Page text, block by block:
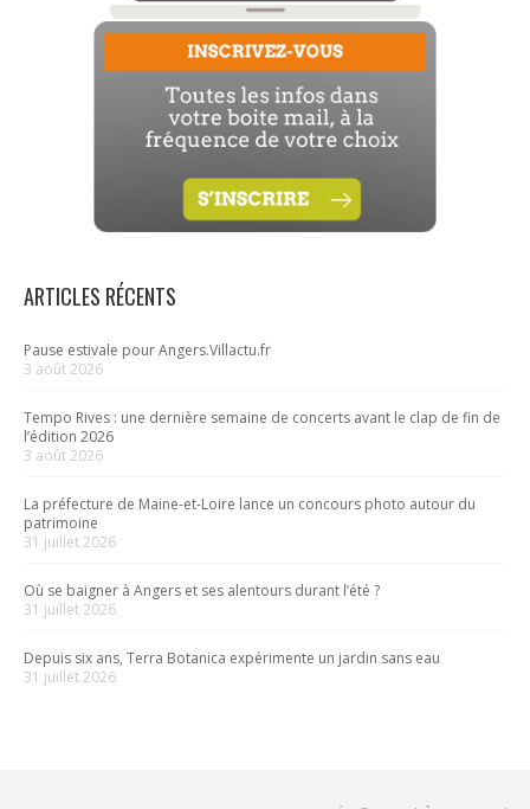
ARTICLES RÉCENTS
Pause estivale pour Angers.Villactu.fr
3 août 2026
Tempo Rives : une dernière semaine de concerts avant le clap de fin de
l’édition 2026
3 août 2026
La préfecture de Maine-et-Loire lance un concours photo autour du
patrimoine
31 juillet 2026
Où se baigner à Angers et ses alentours durant l’été ?
31 juillet 2026
Depuis six ans, Terra Botanica expérimente un jardin sans eau
31 juillet 2026